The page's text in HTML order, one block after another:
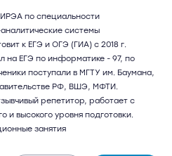
по специальности
системы
к ЕГЭ и ОГЭ (ГИА) с 2018 г.
на ЕГЭ по информатике - 97, по
поступали в МГТУ им. Баумана,
РФ, ВШЭ, МФТИ.
репетитор, работает с
и высокого уровня подготовки.
занятия